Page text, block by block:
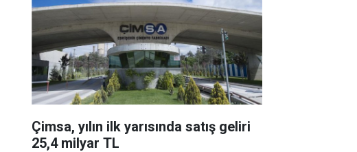
Çimsa, yılın ilk yarısında satış geliri
25,4 milyar TL